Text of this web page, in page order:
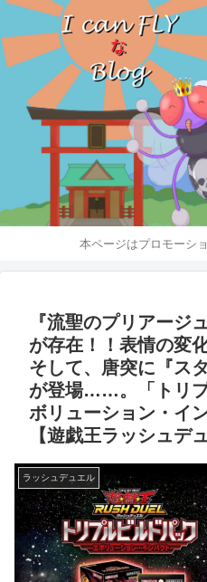
本ページはプロモーシ
『流聖のプリアージ
が存在！！表情の変
そして、唐突に『ス
が登場……。「トリ
ボリューション・イ
【遊戯王ラッシュデ
ラッシュデュエル